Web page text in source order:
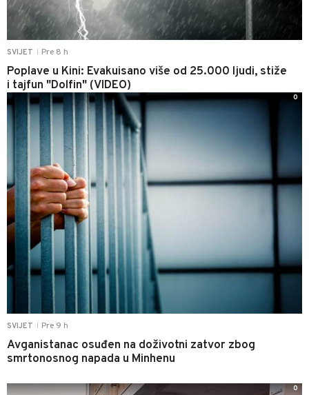
SVIJET Pre 8 h
Poplave u Kini: Evakuisano više od 25.000 ljudi, stiže
i tajfun "Dolfin" (VIDEO)
SVIJET Pre 9 h
Avganistanac osuđen na doživotni zatvor zbog
smrtonosnog napada u Minhenu
0
0